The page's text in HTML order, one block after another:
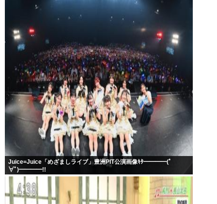
Juice=Juice「めざましライブ」豊洲PIT公演画像ｷﾀ━━━━(ﾟ
∀ﾟ)━━━━!!